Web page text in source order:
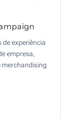
de experiência
empresa,
merchandising